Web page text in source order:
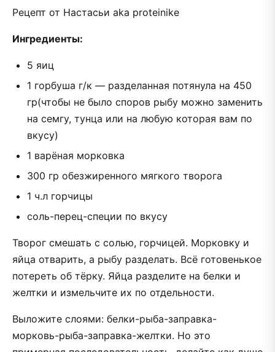
Рецепт от Настасьи aka proteinike
Ингредиенты:
5 яиц
1 горбуша г/к — разделанная потянула на 450
гр(чтобы не было споров рыбу можно заменить
на семгу, тунца или на любую которая вам по
вкусу)
1 варёная морковка
300 гр обезжиренного мягкого творога
1 ч.л горчицы
соль-перец-специи по вкусу
Творог смешать с солью, горчицей. Морковку и
яйца отварить, а рыбу разделать. Всё готовенькое
потереть об тёрку. Яйца разделите на белки и
желтки и измельчите их по отдельности.
Выложите слоями: белки-рыба-заправка-
морковь-рыба-заправка-желтки. Но это